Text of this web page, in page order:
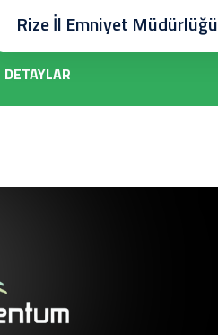
DETAYLAR
Rize İl Emniyet Müdürlüğü